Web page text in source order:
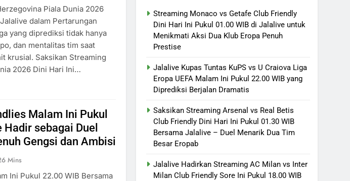
Piala Dunia 2026
dalam Pertarungan
yang diprediksi tidak hanya
dan mentalitas tim saat
krusial. Saksikan Streaming
2026 Dini Hari Ini…
Malam Ini Pukul
sebagai Duel
Gengsi dan Ambisi
Mins
Ini Pukul 22.00 WIB Bersama
Streaming Monaco vs Getafe Club Friendly
Dini Hari Ini Pukul 01.00 WIB di Jalalive untuk
Menikmati Aksi Dua Klub Eropa Penuh
Prestise
Jalalive Kupas Tuntas KuPS vs U Craiova Liga
Eropa UEFA Malam Ini Pukul 22.00 WIB yang
Diprediksi Berjalan Dramatis
Saksikan Streaming Arsenal vs Real Betis
Club Friendly Dini Hari Ini Pukul 01.30 WIB
Bersama Jalalive – Duel Menarik Dua Tim
Besar Eropab
Jalalive Hadirkan Streaming AC Milan vs Inter
Milan Club Friendly Sore Ini Pukul 18.00 WIB